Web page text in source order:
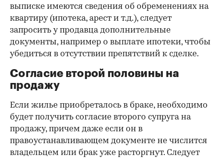
выписке имеются сведения об обременениях на
квартиру (ипотека, арест и т.д.), следует
запросить у продавца дополнительные
документы, например о выплате ипотеки, чтобы
убедиться в отсутствии препятствий к сделке.
Согласие второй половины на
продажу
Если жилье приобреталось в браке, необходимо
будет получить согласие второго супруга на
продажу, причем даже если он в
правоустанавливающем документе не числится
владельцем или брак уже расторгнут. Следует